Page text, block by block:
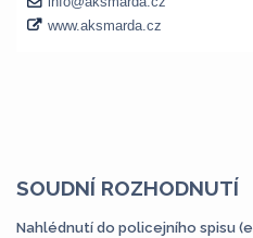
SOUDNÍ ROZHODNUTÍ
Nahlédnutí do policejního spisu